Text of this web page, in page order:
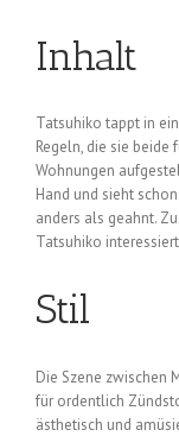
Inhalt
Tatsuhiko tappt in
Regeln, die sie beide
Wohnungen
Hand und sieht
anders als geahnt.
Tatsuhiko
Stil
Die Szene zwischen
für ordentlich
ästhetisch und